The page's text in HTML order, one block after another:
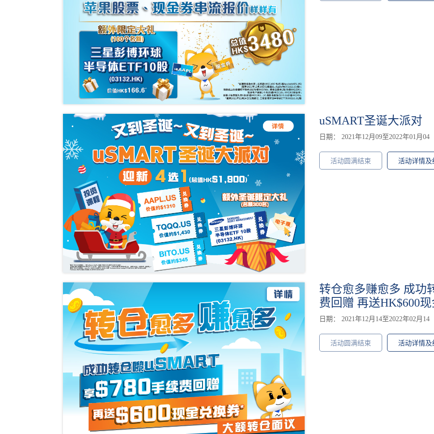
uSMART圣诞大派对
日期： 2021年12月09至2022年01月04
活动圆满结束 活动详情及
转仓愈多赚愈多 成功
费回赠 再送HK$600
日期： 2021年12月14至2022年02月14
活动圆满结束 活动详情及